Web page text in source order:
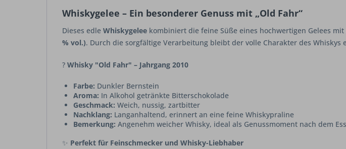
Whiskygelee – Ein besonderer Genuss mit „Old Fahr“
Dieses edle Whiskygelee kombiniert die feine Süße eines hochwertigen Gelees
% vol.). Durch die sorgfältige Verarbeitung bleibt der volle Charakter des
? Whisky "Old Fahr" – Jahrgang 2010
Farbe: Dunkler Bernstein
Aroma: In Alkohol getränkte Bitterschokolade
Geschmack: Weich, nussig, zartbitter
Nachklang: Langanhaltend, erinnert an eine feine Whiskypraline
Bemerkung: Angenehm weicher Whisky, ideal als Genussmoment nach dem
✨ Perfekt für Feinschmecker und Whisky-Liebhaber